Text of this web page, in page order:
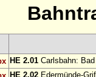
HE 2.01 Carlsbahn:
HE 2.02 Edermünde-